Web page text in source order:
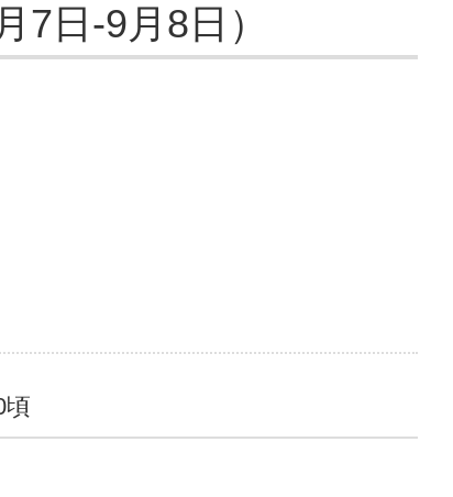
日-9月8日）
頃